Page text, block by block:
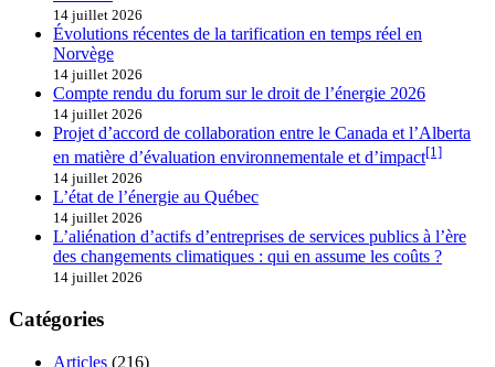
14 juillet 2026
Évolutions récentes de la tarification en temps réel en
Norvège
14 juillet 2026
Compte rendu du forum sur le droit de l’énergie 2026
14 juillet 2026
Projet d’accord de collaboration entre le Canada et l’Alberta
en matière d’évaluation environnementale et d’impact[1]
14 juillet 2026
L’état de l’énergie au Québec
14 juillet 2026
L’aliénation d’actifs d’entreprises de services publics à l’ère
des changements climatiques : qui en assume les coûts ?
14 juillet 2026
Catégories
Articles (216)